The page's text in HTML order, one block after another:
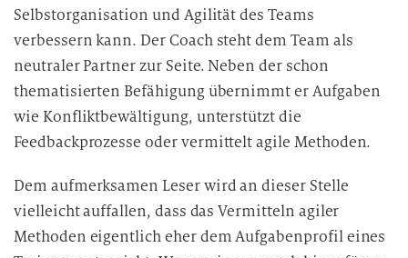
Selbstorganisation und Agilität des Teams
verbessern kann. Der Coach steht dem Team als
neutraler Partner zur Seite. Neben der schon
thematisierten Befähigung übernimmt er Aufgaben
wie Konfliktbewältigung, unterstützt die
Feedbackprozesse oder vermittelt agile Methoden.
Dem aufmerksamen Leser wird an dieser Stelle
vielleicht auffallen, dass das Vermitteln agiler
Methoden eigentlich eher dem Aufgabenprofil eines